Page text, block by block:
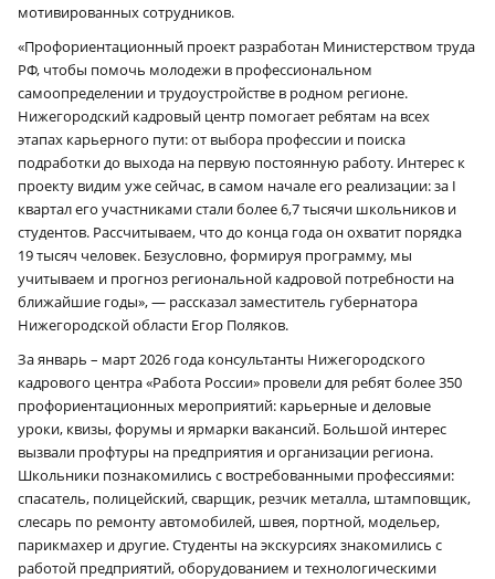
мотивированных сотрудников.
«Профориентационный проект разработан Министерством труда
РФ, чтобы помочь молодежи в профессиональном
самоопределении и трудоустройстве в родном регионе.
Нижегородский кадровый центр помогает ребятам на всех
этапах карьерного пути: от выбора профессии и поиска
подработки до выхода на первую постоянную работу. Интерес к
проекту видим уже сейчас, в самом начале его реализации: за I
квартал его участниками стали более 6,7 тысячи школьников и
студентов. Рассчитываем, что до конца года он охватит порядка
19 тысяч человек. Безусловно, формируя программу, мы
учитываем и прогноз региональной кадровой потребности на
ближайшие годы», — рассказал заместитель губернатора
Нижегородской области Егор Поляков.
За январь – март 2026 года консультанты Нижегородского
кадрового центра «Работа России» провели для ребят более 350
профориентационных мероприятий: карьерные и деловые
уроки, квизы, форумы и ярмарки вакансий. Большой интерес
вызвали профтуры на предприятия и организации региона.
Школьники познакомились с востребованными профессиями:
спасатель, полицейский, сварщик, резчик металла, штамповщик,
слесарь по ремонту автомобилей, швея, портной, модельер,
парикмахер и другие. Студенты на экскурсиях знакомились с
работой предприятий, оборудованием и технологическими